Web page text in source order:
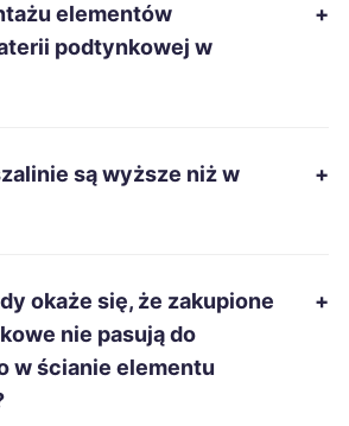
315 zł
elementów
podtynkowej w
+
są wyższe niż w
+
okaże się, że zakupione
nie pasują do
w ścianie elementu
+